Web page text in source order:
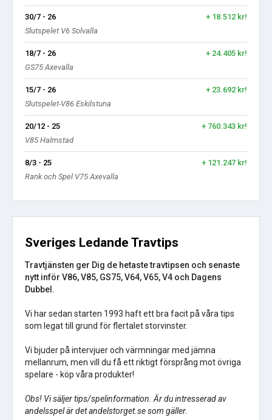
30/7 - 26
+ 18.512 kr!
Slutspelet V6 Solvalla
18/7 - 26
+ 24.405 kr!
GS75 Axevalla
15/7 - 26
+ 23.692 kr!
Slutspelet-V86 Eskilstuna
20/12 - 25
+ 760.343 kr!
V85 Halmstad
8/3 - 25
+ 121.247 kr!
Rank och Spel V75 Axevalla
Sveriges Ledande Travtips
Travtjänsten ger Dig de hetaste travtipsen och senaste
nytt inför V86, V85, GS75, V64, V65, V4 och Dagens
Dubbel.
Vi har sedan starten 1993 haft ett bra facit på våra tips
som legat till grund för flertalet storvinster.
Vi bjuder på intervjuer och värmningar med jämna
mellanrum, men vill du få ett riktigt försprång mot övriga
spelare - köp våra produkter!
Obs! Vi säljer tips/spelinformation. Är du intresserad av
andelsspel är det andelstorget.se som gäller.